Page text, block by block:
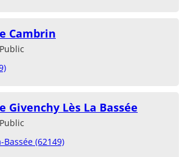
Cambrin
Givenchy Lès La Bassée
(62149)